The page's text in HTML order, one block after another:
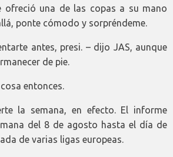
ofreció una de las copas a su mano
ponte cómodo y sorpréndeme.
antes, presi. – dijo JAS, aunque
de pie.
entonces.
la semana, en efecto. El informe
del 8 de agosto hasta el día de
de varias ligas europeas.